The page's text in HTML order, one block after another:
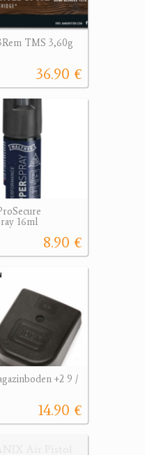
TMS 3,60g
36.90 €
16ml
8.90 €
+2 9 /
14.90 €